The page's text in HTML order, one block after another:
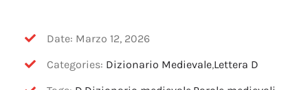
OFF TOPIC
CONTATTI
Date: Marzo 12, 2026
Categories: Dizionario Medievale,Lettera D